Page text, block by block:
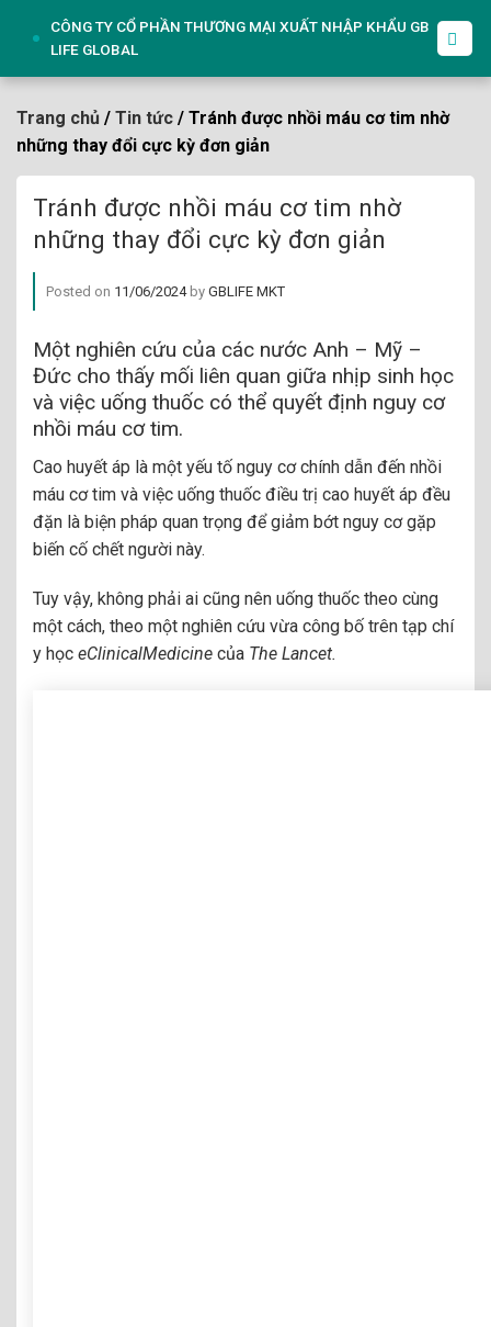
CÔNG TY CỔ PHẦN THƯƠNG MẠI XUẤT NHẬP KHẨU GB
LIFE GLOBAL
Trang chủ / Tin tức / Tránh được nhồi máu cơ tim nhờ
những thay đổi cực kỳ đơn giản
Tránh được nhồi máu cơ tim nhờ
những thay đổi cực kỳ đơn giản
Posted on 11/06/2024by GBLIFE MKT
Một nghiên cứu của các nước Anh – Mỹ –
Đức cho thấy mối liên quan giữa nhịp sinh học
và việc uống thuốc có thể quyết định nguy cơ
nhồi máu cơ tim.
Cao huyết áp là một yếu tố nguy cơ chính dẫn đến nhồi
máu cơ tim và việc uống thuốc điều trị cao huyết áp đều
đặn là biện pháp quan trọng để giảm bớt nguy cơ gặp
biến cố chết người này.
Tuy vậy, không phải ai cũng nên uống thuốc theo cùng
một cách, theo một nghiên cứu vừa công bố trên tạp chí
y học eClinicalMedicine của The Lancet.